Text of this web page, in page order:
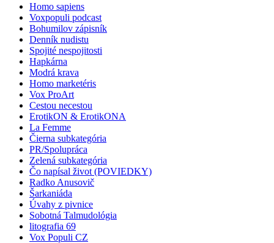
Homo sapiens
Voxpopuli podcast
Bohumilov zápisník
Denník nudistu
Spojité nespojitosti
Hapkárna
Modrá krava
Homo marketéris
Vox ProArt
Cestou necestou
ErotikON & ErotikONA
La Femme
Čierna subkategória
PR/Spolupráca
Zelená subkategória
Čo napísal život (POVIEDKY)
Radko Anusovič
Šarkaniáda
Úvahy z pivnice
Sobotná Talmudológia
litografia 69
Vox Populi CZ